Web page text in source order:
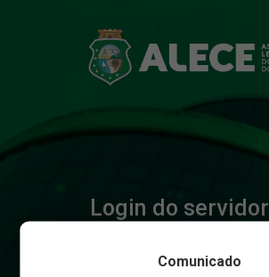
Login do servidor
Comunicado